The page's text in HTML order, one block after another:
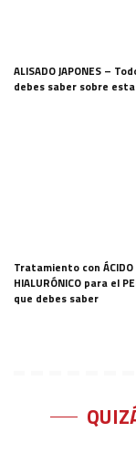
ALISADO JAPONES –
debes saber sobre
Tratamiento con ÁCIDO
HIALURÓNICO para el
que debes saber